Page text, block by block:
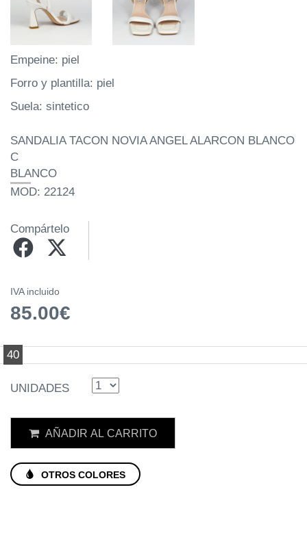
Empeine: piel
Forro y plantilla: piel
Suela: sintetico
SANDALIA TACON NOVIA ANGEL ALARCON BLANCO
C
BLANCO
MOD: 22124
Compártelo
IVA incluido
85.00€
40
UNIDADES
AÑADIR AL CARRITO
OTROS COLORES